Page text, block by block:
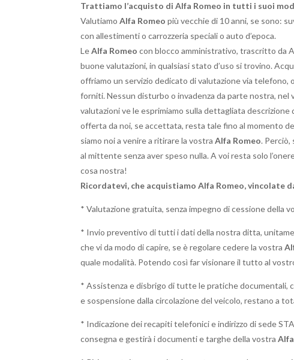
Trattiamo l’acquisto di Alfa Romeo in tutti i suoi
ValutiamoAlfa Romeo più vecchie di 10 anni, se sono:
con allestimenti o carrozzeria speciali o auto d’epoca.
LeAlfa Romeo con blocco amministrativo, trascritto da
buone valutazioni, in qualsiasi stato d’uso si trovino.
offriamo un servizio dedicato di valutazione via
forniti. Nessun disturbo o invadenza da parte nostra,
valutazioni ve le esprimiamo sulla dettagliata
offerta da noi, se accettata, resta tale fino al momento
siamo noi a venire a ritirare la vostraAlfa Romeo.
al mittente senza aver speso nulla. A voi resta solo
cosa nostra!
Ricordatevi, che acquistiamo Alfa Romeo, vincolate
* Valutazione gratuita, senza impegno di cessione della
* Invio preventivo di tutti i dati della nostra ditta,
che vi da modo di capire, se è regolare cedere la vostra
quale modalità. Potendo così far visionare il tutto al
* Assistenza e disbrigo di tutte le pratiche documentali,
e sospensione dalla circolazione del veicolo, restano a
* Indicazione dei recapiti telefonici e indirizzo di sede
consegna e gestirà i documenti e targhe della vostra